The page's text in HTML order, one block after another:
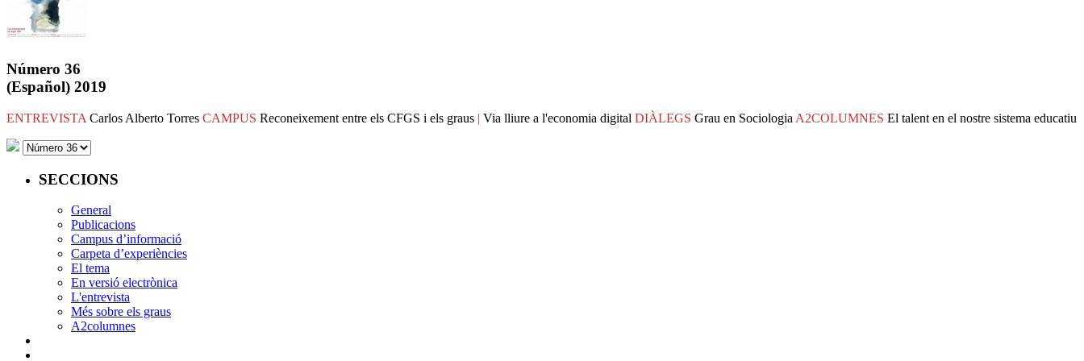
Número 36
(Español) 2019
ENTREVISTA Carlos Alberto Torres CAMPUS Reconeixement entre els CFGS i els graus | Via lliure a l'economia digital DIÀLEGS Grau en Sociologia A2COLUMNES El talent en el nostre sistema educatiu
SECCIONS
General
Publicacions
Campus d’informació
Carpeta d’experiències
El tema
En versió electrònica
L'entrevista
Més sobre els graus
A2columnes